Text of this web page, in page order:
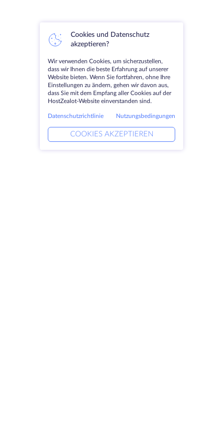
Cookies und Datenschutz
akzeptieren?
Wir verwenden Cookies, um sicherzustellen,
dass wir Ihnen die beste Erfahrung auf unserer
Website bieten. Wenn Sie fortfahren, ohne Ihre
Einstellungen zu ändern, gehen wir davon aus,
dass Sie mit dem Empfang aller Cookies auf der
HostZealot-Website einverstanden sind.
Datenschutzrichtlinie Nutzungsbedingungen
COOKIES AKZEPTIEREN